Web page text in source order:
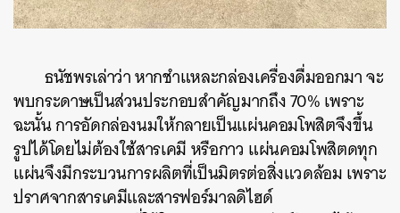
ธนัชพรเล่าว่า หากชำแหละกล่องเครื่องดื่มออกมา จะ
พบกระดาษเป็นส่วนประกอบสำคัญมากถึง 70% เพราะ
ฉะนั้น การอัดกล่องนมให้กลายเป็นแผ่นคอมโพสิตจึงขึ้น
รูปได้โดยไม่ต้องใช้สารเคมี หรือกาว แผ่นคอมโพสิตดทุก
แผ่นจึงมีกระบวนการผลิตที่เป็นมิตรต่อสิ่งแวดล้อม เพราะ
ปราศจากสารเคมีและสารฟอร์มาลดิไฮด์